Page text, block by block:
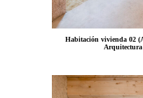
Habitación vivienda 02